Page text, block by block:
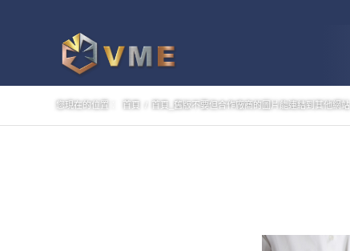
您現在的位置： 首頁 首頁_舊版不要但合作廠商的圖片能連結到其他網站